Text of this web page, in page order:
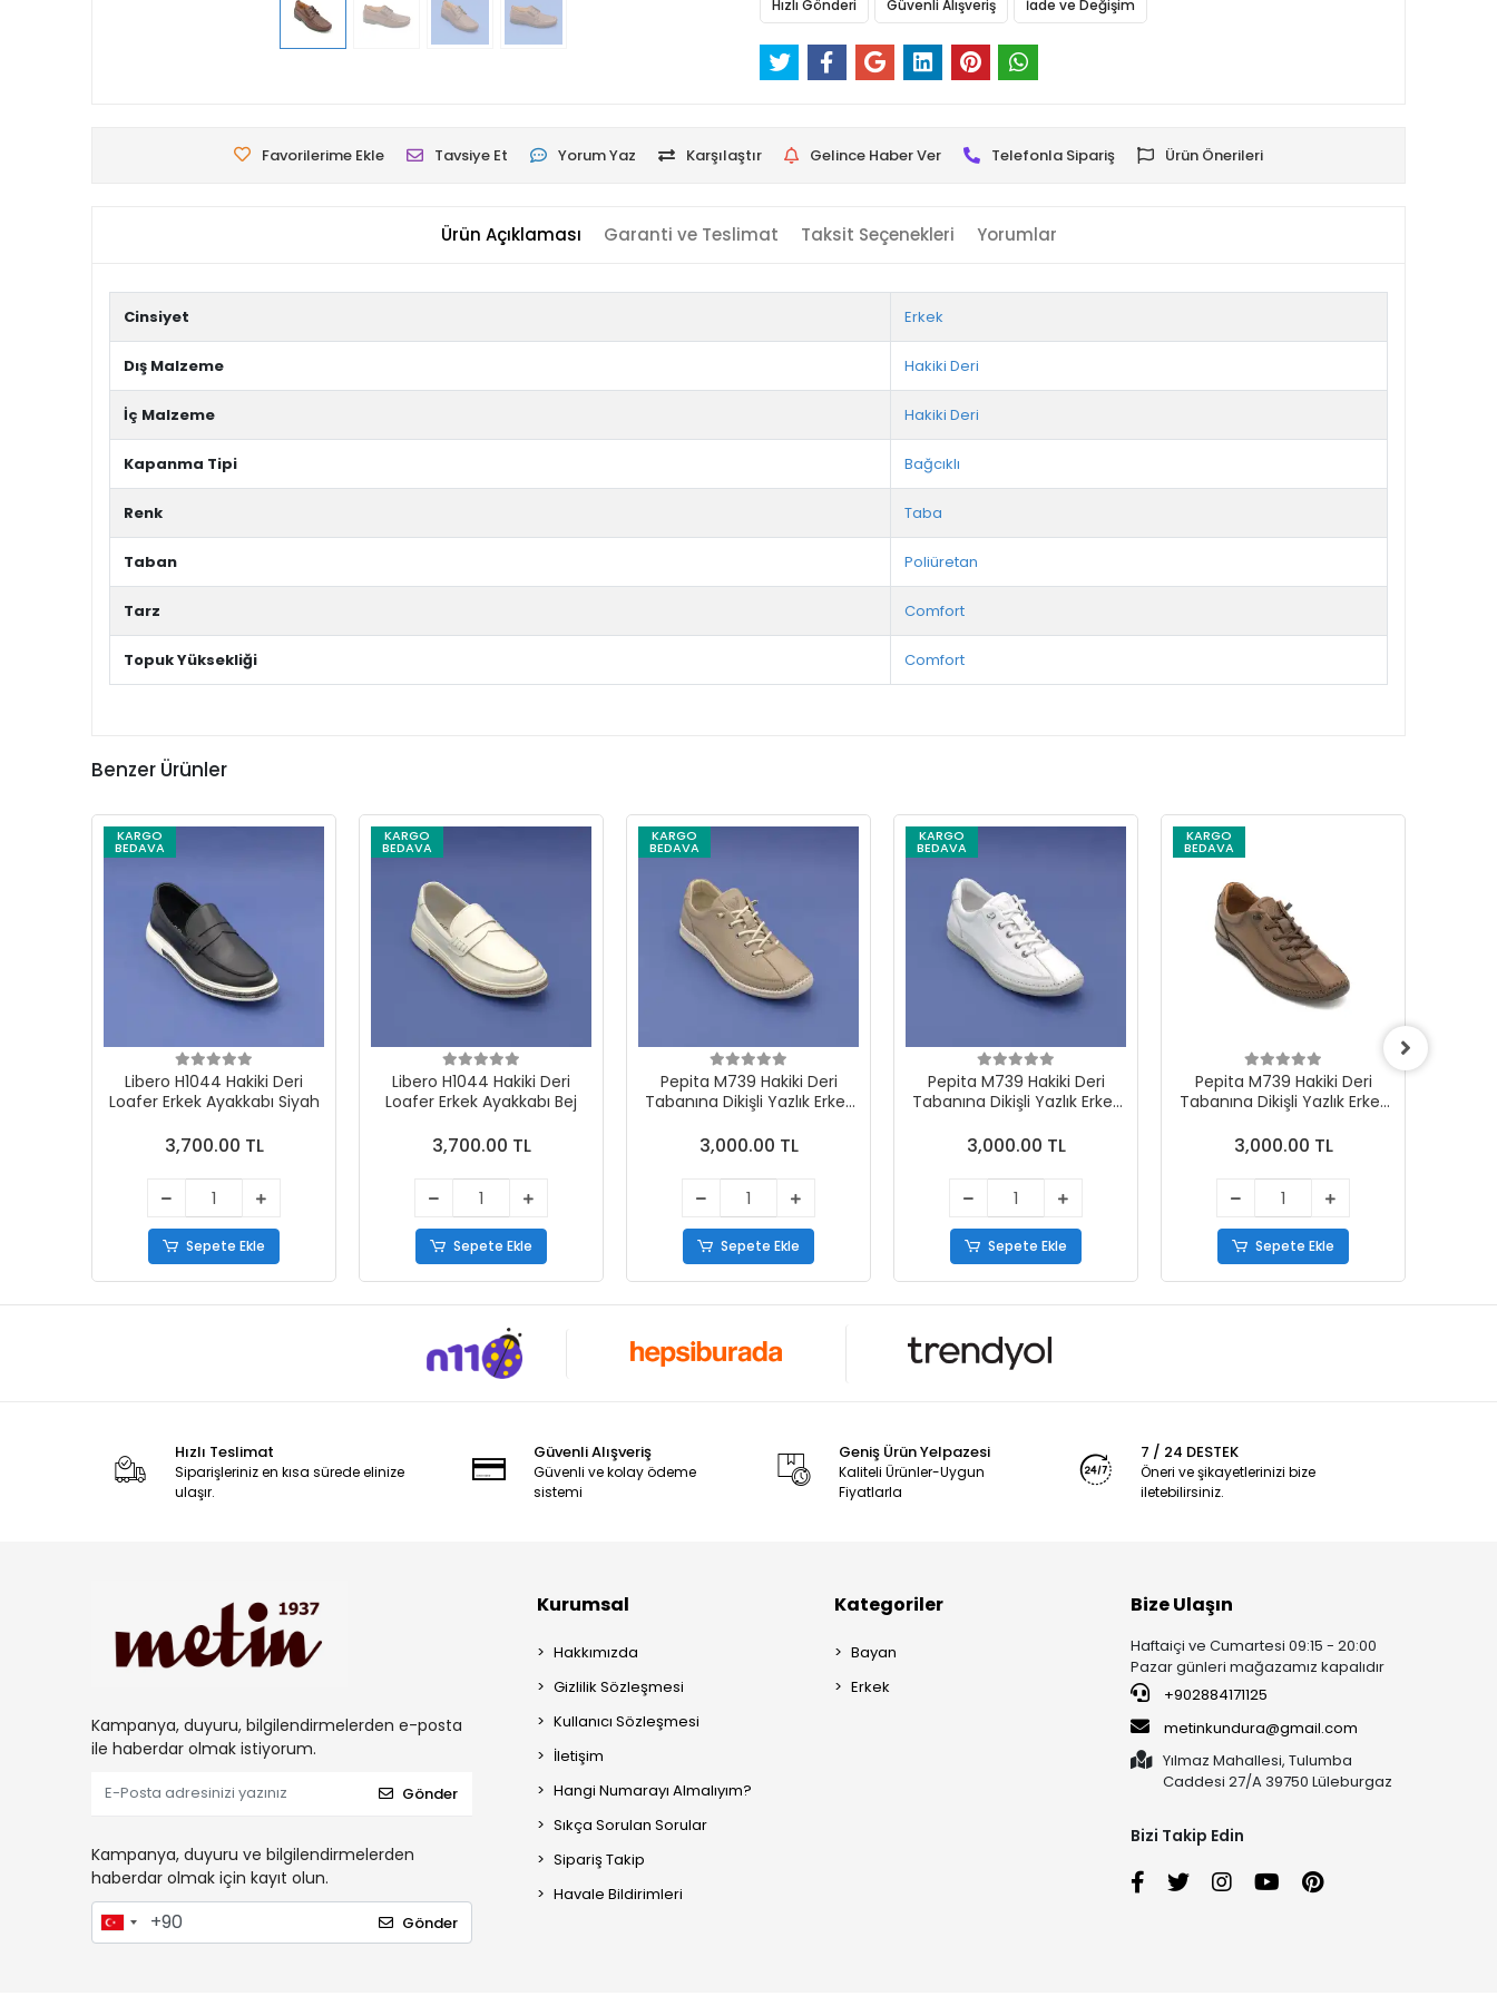
Hızlı Gönderi Güvenli Alışveriş İade ve Değişim
Favorilerime Ekle Tavsiye Et Yorum Yaz Karşılaştır Gelince Haber Ver Telefonla Sipariş Ürün Önerileri
Ürün Açıklaması Garanti ve Teslimat Taksit Seçenekleri Yorumlar
Cinsiyet Erkek
Dış Malzeme Hakiki Deri
İç Malzeme Hakiki Deri
Kapanma Tipi Bağcıklı
Renk Taba
Taban Poliüretan
Tarz Comfort
Topuk Yüksekliği Comfort
Benzer Ürünler
KARGO
BEDAVA
Libero H1044 Hakiki Deri
Loafer Erkek Ayakkabı Siyah
3,700.00 TL
Sepete Ekle
KARGO
BEDAVA
Libero H1044 Hakiki Deri
Loafer Erkek Ayakkabı Bej
3,700.00 TL
Sepete Ekle
KARGO
BEDAVA
Pepita M739 Hakiki Deri
Tabanına Dikişli Yazlık Erkek
3,000.00 TL
Sepete Ekle
KARGO
BEDAVA
Pepita M739 Hakiki Deri
Tabanına Dikişli Yazlık Erkek
3,000.00 TL
Sepete Ekle
KARGO
BEDAVA
Pepita M739 Hakiki Deri
Tabanına Dikişli Yazlık Erkek
3,000.00 TL
Sepete Ekle
Hızlı Teslimat
Siparişleriniz en kısa sürede elinize
ulaşır.
Güvenli Alışveriş
Güvenli ve kolay ödeme
sistemi
Geniş Ürün Yelpazesi
Kaliteli Ürünler-Uygun
Fiyatlarla
7 / 24 DESTEK
Öneri ve şikayetlerinizi bize
iletebilirsiniz.
Kampanya, duyuru, bilgilendirmelerden e-posta
ile haberdar olmak istiyorum.
Gönder
Kampanya, duyuru ve bilgilendirmelerden
haberdar olmak için kayıt olun.
Gönder
Kurumsal
Hakkımızda
Gizlilik Sözleşmesi
Kullanıcı Sözleşmesi
İletişim
Hangi Numarayı Almalıyım?
Sıkça Sorulan Sorular
Sipariş Takip
Havale Bildirimleri
Kategoriler
Bayan
Erkek
Bize Ulaşın
Haftaiçi ve Cumartesi 09:15 - 20:00
Pazar günleri mağazamız kapalıdır
+902884171125
metinkundura@gmail.com
Yılmaz Mahallesi, Tulumba
Caddesi 27/A 39750 Lüleburgaz
Bizi Takip Edin